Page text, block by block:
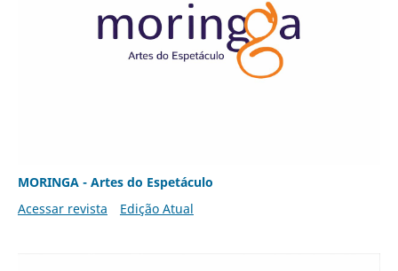
MORINGA - Artes do Espetáculo
Acessar revista
Edição Atual